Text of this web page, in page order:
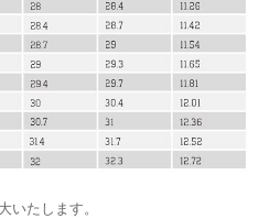
いたします。